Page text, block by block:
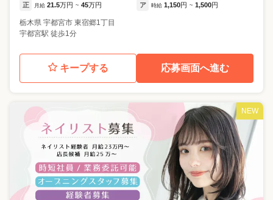
正 月給 21.5万円 ~ 45万円 ア 時給 1,150円 ~ 1,500円
栃木県 宇都宮市 東宿郷1丁目
宇都宮駅 徒歩1分
キープする 応募画面へ進む
NEW